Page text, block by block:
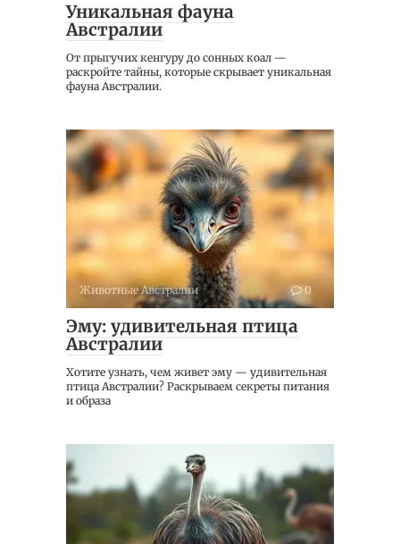
Уникальная фауна
Австралии
От прыгучих кенгуру до сонных коал —
раскройте тайны, которые скрывает уникальная
фауна Австралии.
Животные Австралии 0
Эму: удивительная птица
Австралии
Хотите узнать, чем живет эму — удивительная
птица Австралии? Раскрываем секреты питания
и образа